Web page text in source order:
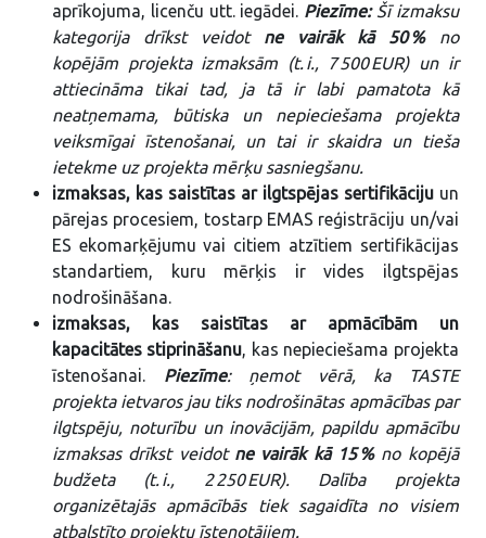
aprīkojuma, licenču utt. iegādei. Piezīme:Šī izmaksu
kategorija drīkst veidot ne vairāk kā 50 % no
kopējām projekta izmaksām (t. i., 7 500 EUR) un ir
attiecināma tikai tad, ja tā ir labi pamatota kā
neatņemama, būtiska un nepieciešama projekta
veiksmīgai īstenošanai, un tai ir skaidra un tieša
ietekme uz projekta mērķu sasniegšanu.
izmaksas, kas saistītas ar ilgtspējas sertifikācijuun
pārejas procesiem, tostarp EMAS reģistrāciju un/vai
ES ekomarķējumu vai citiem atzītiem sertifikācijas
standartiem, kuru mērķis ir vides ilgtspējas
nodrošināšana.
izmaksas, kas saistītas ar apmācībām un
kapacitātes stiprināšanu, kas nepieciešama projekta
īstenošanai. Piezīme: ņemot vērā, ka TASTE
projekta ietvaros jau tiks nodrošinātas apmācības par
ilgtspēju, noturību un inovācijām, papildu apmācību
izmaksas drīkst veidot ne vairāk kā 15 %no kopējā
budžeta (t. i., 2 250 EUR). Dalība projekta
organizētajās apmācībās tiek sagaidīta no visiem
atbalstīto projektu īstenotājiem.